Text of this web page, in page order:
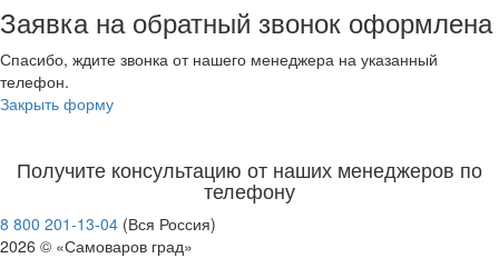
Заявка на обратный звонок оформлена
Спасибо, ждите звонка от нашего менеджера на указанный
телефон.
Закрыть форму
Получите консультацию от наших менеджеров по
телефону
8 800 201-13-04 (Вся Россия)
2026 © «Самоваров град»